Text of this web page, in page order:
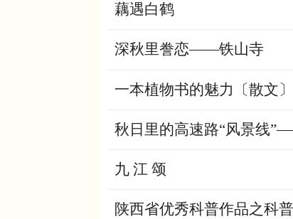
藕遇白鹤
深秋里誊恋——铁山寺
一本植物书的魅力〔散文〕
秋日里的高速路“风景线
九 江 颂
陕西省优秀科普作品之科